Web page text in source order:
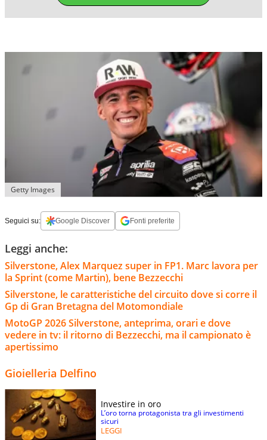
Getty Images
Seguici su: Google Discover Fonti preferite
Leggi anche:
Silverstone, Alex Marquez super in FP1. Marc lavora per
la Sprint (come Martin), bene Bezzecchi
Silverstone, le caratteristiche del circuito dove si corre il
Gp di Gran Bretagna del Motomondiale
MotoGP 2026 Silverstone, anteprima, orari e dove
vedere in tv: il ritorno di Bezzecchi, ma il campionato è
apertissimo
Gioielleria Delfino
Investire in oro
L’oro torna protagonista tra gli investimenti
sicuri
LEGGI